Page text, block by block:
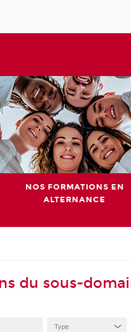
NOS FORMATIONS EN
ALTERNANCE
du sous-